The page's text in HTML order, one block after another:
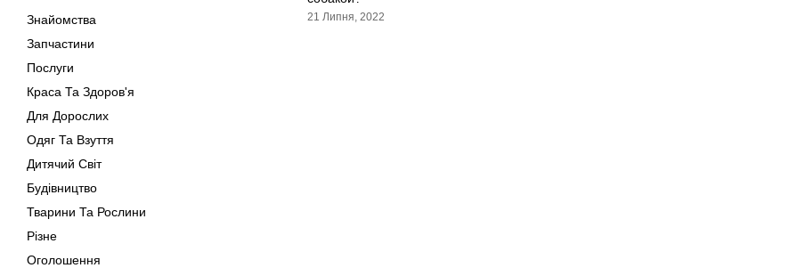
Знайомства
Запчастини
Послуги
Краса Та Здоров'я
Для Дорослих
Одяг Та Взуття
Дитячий Світ
Будівництво
Тварини Та Рослини
Різне
Оголошення
21 Липня, 2022